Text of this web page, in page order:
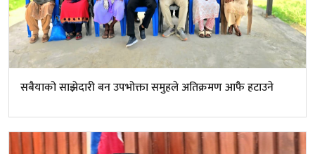
सबैयाको साझेदारी बन उपभोक्ता समुहले अतिक्रमण आफै हटाउने